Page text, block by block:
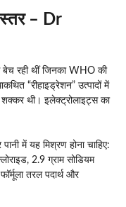
– Dr
बेच रही थीं जिनका WHO की
“रीहाइड्रेशन” उत्पादों में
थी। इलेक्ट्रोलाइट्स का
में यह मिश्रण होना चाहिए:
2.9 ग्राम सोडियम
तरल पदार्थ और